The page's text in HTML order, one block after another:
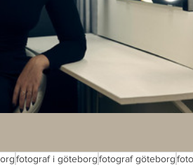
fotograf i göteborgfotograf göteborg